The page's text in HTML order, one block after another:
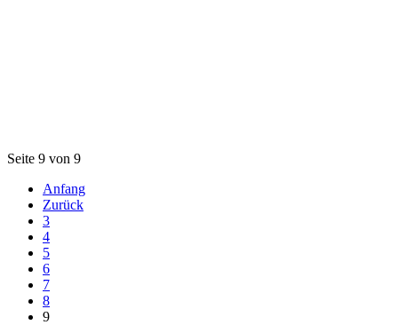
Seite 9 von 9
Anfang
Zurück
3
4
5
6
7
8
9